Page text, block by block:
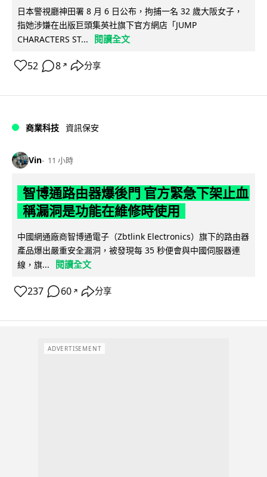
日本警視廳神田署 8 月 6 日公布，拘捕一名 32 歲大阪女子，
指她涉嫌在出版巨頭集英社旗下官方網店「JUMP
CHARACTERS ST...
閱讀全文
52 8 ↗ 分享
商業科技 資訊保安
Vin 11 小時
智博通路由器爆後門 官方緊急下架止血
稱漏洞是功能在維修時使用
中國網通廠商智博通電子（Zbtlink Electronics）旗下的路由器
產品爆出嚴重安全漏洞，被發現每 35 秒便會與中國伺服器連
線，旗...
閱讀全文
237 60 ↗ 分享
ADVERTISEMENT